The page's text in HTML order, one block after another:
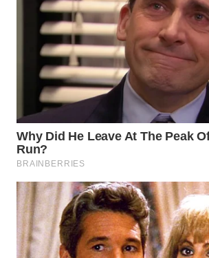
WN
PRIANGAN
TIMUR
WN
SEMARANG
WN
SOLO
BOROBUDUR
WN
MADURA